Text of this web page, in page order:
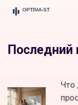
Последний
Что